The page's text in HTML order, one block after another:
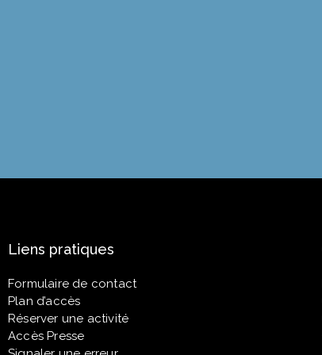
Liens pratiques
Formulaire de contact
Plan d’accès
Réserver une activité
Accès Presse